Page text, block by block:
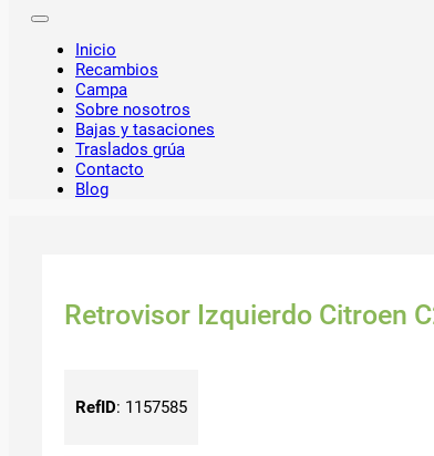
Inicio
Recambios
Campa
Sobre nosotros
Bajas y tasaciones
Traslados grúa
Contacto
Blog
Retrovisor Izquierdo Citroen
RefID: 1157585